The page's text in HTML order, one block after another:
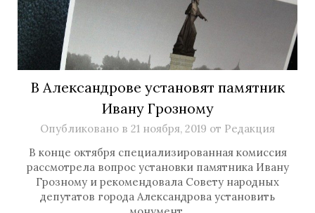
В Александрове установят памятник
Ивану Грозному
Опубликовано в 21 ноября, 2019 от Редакция
В конце октября специализированная комиссия
рассмотрела вопрос установки памятника Ивану
Грозному и рекомендовала Совету народных
депутатов города Александрова установить